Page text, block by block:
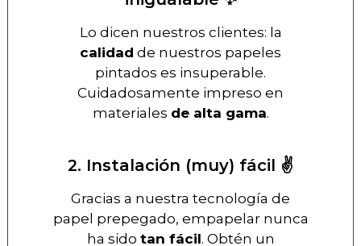
Lo dicen nuestros clientes: la
calidad de nuestros papeles
pintados es insuperable.
Cuidadosamente impreso en
materiales de alta gama.
2. Instalación (muy) fácil ✌️
Gracias a nuestra tecnología de
papel prepegado, empapelar nunca
ha sido tan fácil. Obtén un